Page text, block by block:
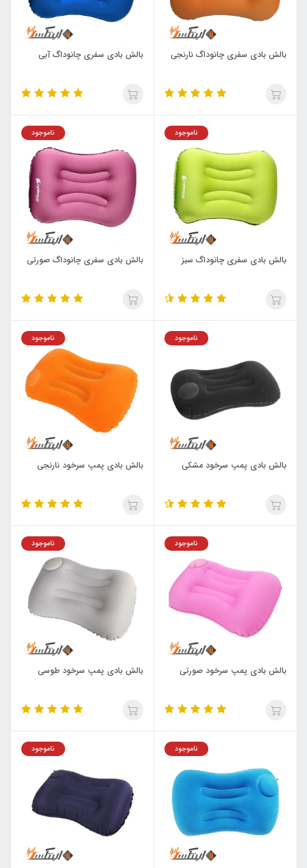
بالش بادی سفری چانوداگ نارنجی بالش بادی سفری چانوداگ آبی
ناموجود
بالش بادی سفری چانوداگ سبز
ناموجود
بالش بادی سفری چانوداگ صورتی
ناموجود
بالش بادی پمپ سرخود مشکی
ناموجود
بالش بادی پمپ سرخود نارنجی
ناموجود
بالش بادی پمپ سرخود صورتی
ناموجود
بالش بادی پمپ سرخود طوسی
ناموجود ناموجود